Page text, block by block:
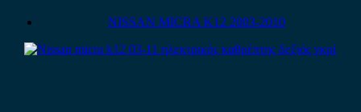
NISSAN MICRA K12 2003-2010